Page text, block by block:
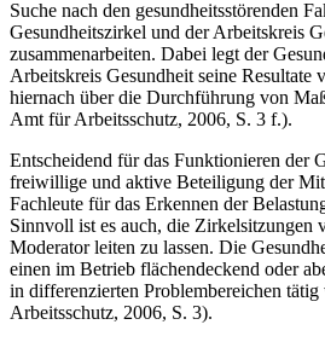
Suche nach den gesundheitsstörenden
Gesundheitszirkel und der Arbeitskreis
zusammenarbeiten. Dabei legt der
Arbeitskreis Gesundheit seine Resultate
hiernach über die Durchführung von
Amt für Arbeitsschutz, 2006, S. 3 f.).
Entscheidend für das Funktionieren der
freiwillige und aktive Beteiligung der
Fachleute für das Erkennen der
Sinnvoll ist es auch, die Zirkelsitzungen
Moderator leiten zu lassen. Die
einen im Betrieb flächendeckend oder
in differenzierten Problembereichen
Arbeitsschutz, 2006, S. 3).